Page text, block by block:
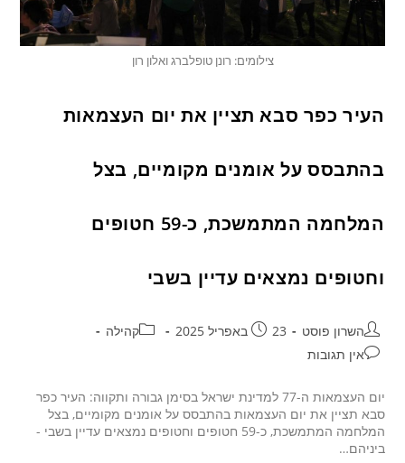
צילומים: רונן טופלברג ואלון רון
העיר כפר סבא תציין את יום העצמאות
בהתבסס על אומנים מקומיים, בצל
המלחמה המתמשכת, כ-59 חטופים
וחטופים נמצאים עדיין בשבי
השרון פוסט 23 באפריל 2025
קהילה
אין תגובות
יום העצמאות ה-77 למדינת ישראל בסימן גבורה ותקווה: העיר כפר
סבא תציין את יום העצמאות בהתבסס על אומנים מקומיים, בצל
המלחמה המתמשכת, כ-59 חטופים וחטופים נמצאים עדיין בשבי -
ביניהם…